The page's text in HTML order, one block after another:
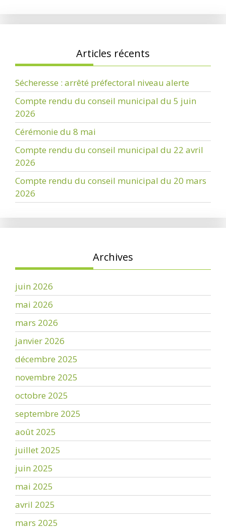
Articles récents
Sécheresse : arrêté préfectoral niveau alerte
Compte rendu du conseil municipal du 5 juin
2026
Cérémonie du 8 mai
Compte rendu du conseil municipal du 22 avril
2026
Compte rendu du conseil municipal du 20 mars
2026
Archives
juin 2026
mai 2026
mars 2026
janvier 2026
décembre 2025
novembre 2025
octobre 2025
septembre 2025
août 2025
juillet 2025
juin 2025
mai 2025
avril 2025
mars 2025